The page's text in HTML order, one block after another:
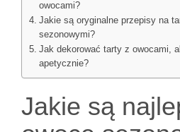
owocami?
Jakie są oryginalne przepisy na
sezonowymi?
Jak dekorować tarty z owocami,
apetycznie?
Jakie są